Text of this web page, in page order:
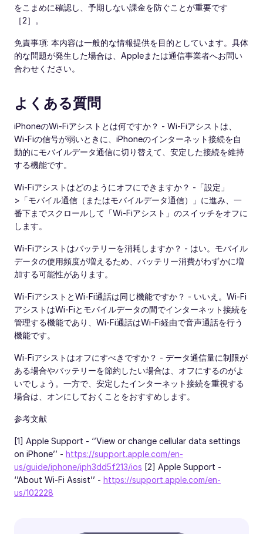
をこまめに確認し、予期しない課金を防ぐことが重要です
［2］。
免責事項: 本内容は一般的な情報提供を目的としています。具体
的な問題が発生した場合は、Appleまたは通信事業者へお問い
合わせください。
よくある質問
iPhoneのWi‑Fiアシストとは何ですか？ - Wi‑Fiアシストは、
Wi‑Fiの信号が弱いときに、iPhoneのインターネット接続を自
動的にモバイルデータ通信に切り替えて、安定した接続を維持
する機能です。
Wi‑Fiアシストはどのようにオフにできますか？ -「設定」
>「モバイル通信（またはモバイルデータ通信）」に進み、一
番下までスクロールして「Wi‑Fiアシスト」のスイッチをオフに
します。
Wi‑Fiアシストはバッテリーを消耗しますか？ - はい。モバイル
データの使用頻度が増えるため、バッテリー消費がわずかに増
加する可能性があります。
Wi‑FiアシストとWi‑Fi通話は同じ機能ですか？ - いいえ。Wi‑Fi
アシストはWi‑Fiとモバイルデータの間でインターネット接続を
管理する機能であり、Wi‑Fi通話はWi‑Fi経由で音声通話を行う
機能です。
Wi‑Fiアシストはオフにすべきですか？ - データ通信量に制限が
ある場合やバッテリーを節約したい場合は、オフにするのがよ
いでしょう。一方で、安定したインターネット接続を重視する
場合は、オンにしておくことをおすすめします。
参考文献
[1] Apple Support - ‘’View or change cellular data settings
on iPhone’’ - https://support.apple.com/en-
us/guide/iphone/iph3dd5f213/ios [2] Apple Support -
‘’About Wi-Fi Assist’’ - https://support.apple.com/en-
us/102228